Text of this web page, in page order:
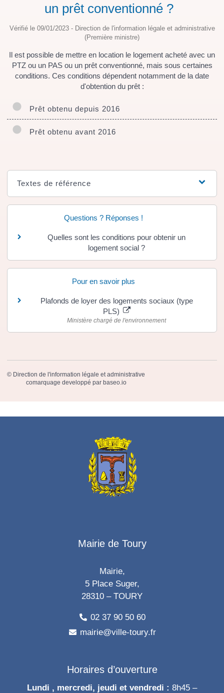
un prêt conventionné ?
Vérifié le 09/01/2023 - Direction de l'information légale et administrative
(Première ministre)
Il est possible de mettre en location le logement acheté avec un
PTZ ou un PAS ou un prêt conventionné, mais sous certaines
conditions. Ces conditions dépendent notamment de la date
d'obtention du prêt :
Prêt obtenu depuis 2016
Prêt obtenu avant 2016
Textes de référence
Questions ? Réponses !
Quelles sont les conditions pour obtenir un
logement social ?
Pour en savoir plus
Plafonds de loyer des logements sociaux (type
PLS)
Ministère chargé de l'environnement
© Direction de l'information légale et administrative
comarquage developpé par baseo.io
Mairie de Toury
Mairie,
5 Place Suger,
28310 – TOURY
02 37 90 50 60
mairie@ville-toury.fr
Horaires d’ouverture
Lundi , mercredi, jeudi et vendredi : 8h45 –